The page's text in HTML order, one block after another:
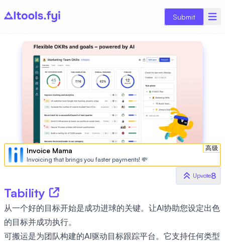
Submit
高级
Invoice Mama
Invoicing that brings you faster payments! 💸
Upvote8
Tability
从一个好的目标开始是成功进球的关键。让AI协助您设定出色
的目标并成功执行。
可搬运是为团队构建的AI驱动目标跟踪平台。它支持任何类型